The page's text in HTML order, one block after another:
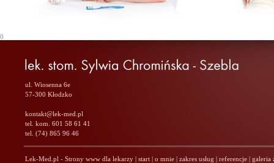
0
ul. Wiosenna 6e
57-300 Kłodzko
kontakt@lek-med.pl
tel. kom. 601 58 61 41
tel. (74) 865 96 46
Lek-Med.pl - Strony www dla lekarzy | start | o mnie | zakres usług | referencje | galeria